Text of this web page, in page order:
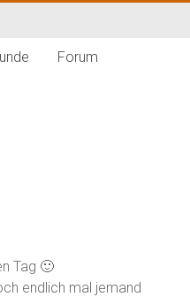
Forum
Tag 🙂
endlich mal jemand